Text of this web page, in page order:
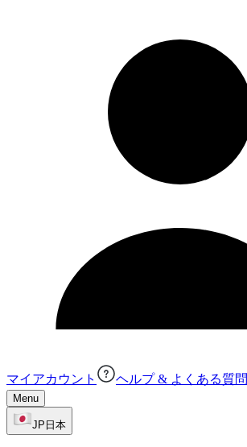
マイアカウント ヘルプ & よくある質問
Menu
JP 日本